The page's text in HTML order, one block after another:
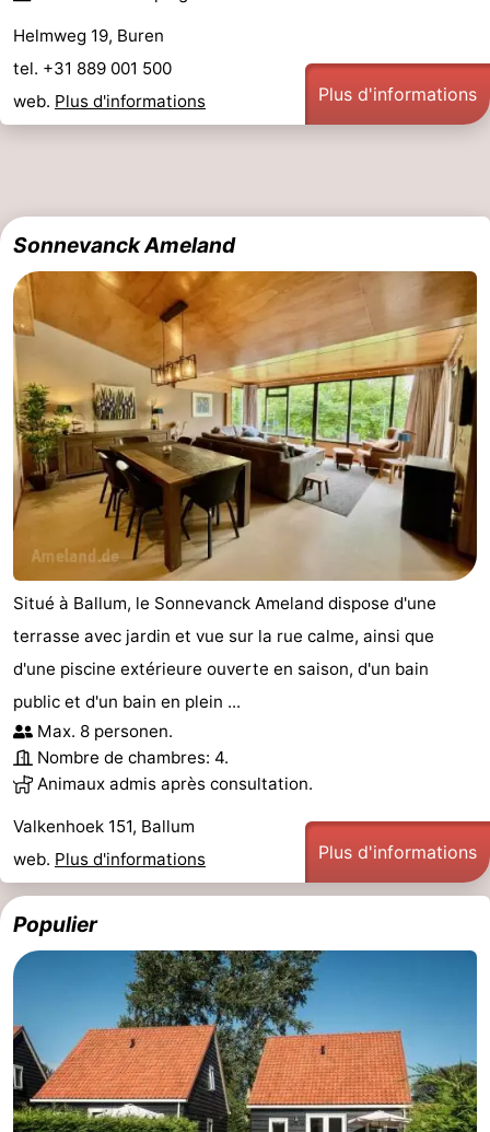
Helmweg 19, Buren
tel. +31 889 001 500
web. Plus d'informations Plus d'informations
Sonnevanck Ameland
Situé à Ballum, le Sonnevanck Ameland dispose d'une
terrasse avec jardin et vue sur la rue calme, ainsi que
d'une piscine extérieure ouverte en saison, d'un bain
public et d'un bain en plein ...
Max. 8 personen.
Nombre de chambres: 4.
Animaux admis après consultation.
Valkenhoek 151, Ballum
web. Plus d'informations Plus d'informations
Populier